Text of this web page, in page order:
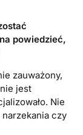
powiedzieć,
zauważony,
jest
Nie
czy